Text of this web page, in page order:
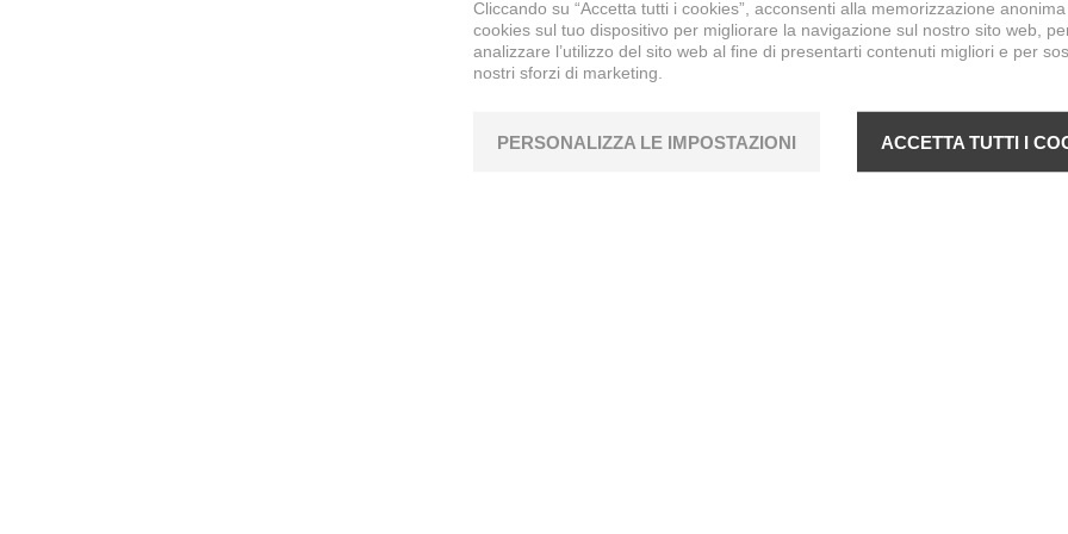
Cliccando su “Accetta tutti i cookies”, acconsenti alla memorizzazione
cookies sul tuo dispositivo per migliorare la navigazione sul nostro sito web,
analizzare l’utilizzo del sito web al fine di presentarti contenuti migliori e per
nostri sforzi di marketing.
PERSONALIZZA LE IMPOSTAZIONI ACCETTA TUTTI I